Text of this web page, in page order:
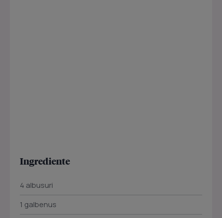
Ingrediente
4 albusuri
1 galbenus